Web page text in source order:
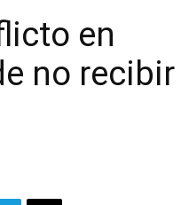
en
no recibir